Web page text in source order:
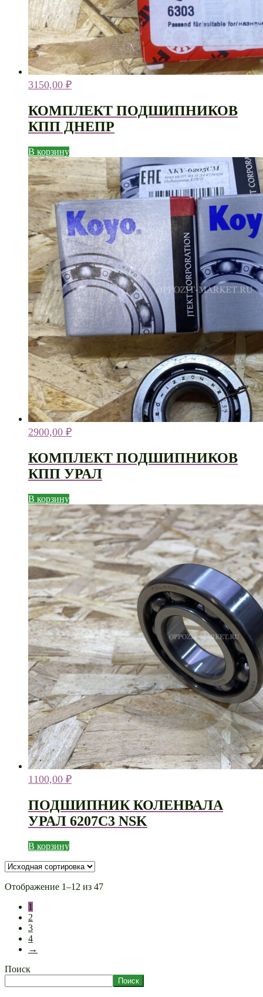
3150,00 ₽
КОМПЛЕКТ ПОДШИПНИКОВ
КПП ДНЕПР
В корзину
2900,00 ₽
КОМПЛЕКТ ПОДШИПНИКОВ
КПП УРАЛ
В корзину
1100,00 ₽
ПОДШИПНИК КОЛЕНВАЛА
УРАЛ 6207С3 NSK
В корзину
Отображение 1–12 из 47
1
2
3
4
→
Поиск
Поиск